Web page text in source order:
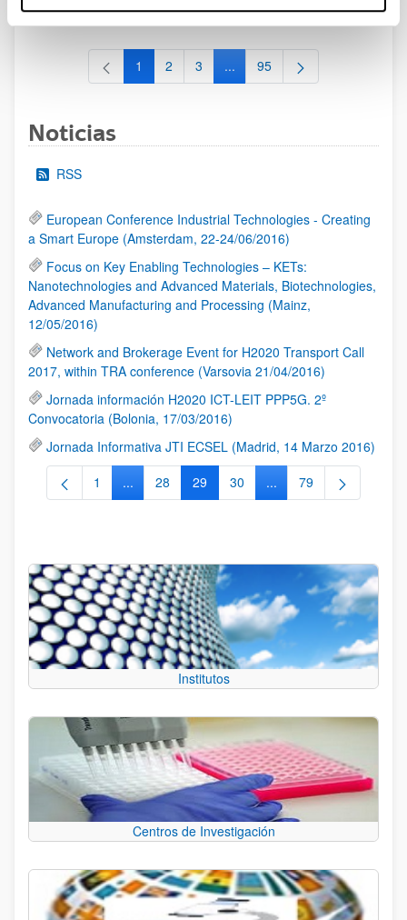
Página
1 Página
2 Página
3 ...Páginas intermedias Use TAB
Página
95
Noticias
RSS
European Conference Industrial Technologies - Creating
a Smart Europe (Amsterdam, 22-24/06/2016)
Focus on Key Enabling Technologies – KETs:
Nanotechnologies and Advanced Materials, Biotechnologies,
Advanced Manufacturing and Processing (Mainz,
12/05/2016)
Network and Brokerage Event for H2020 Transport Call
2017, within TRA conference (Varsovia 21/04/2016)
Jornada información H2020 ICT-LEIT PPP5G. 2º
Convocatoria (Bolonia, 17/03/2016)
Jornada Informativa JTI ECSEL (Madrid, 14 Marzo 2016)
Página
1 ...Páginas intermedias Use TAB para desplazarse.
Página
28 Página
29 Página
30 ...Páginas intermedias
Página
79
Institutos
Centros de Investigación